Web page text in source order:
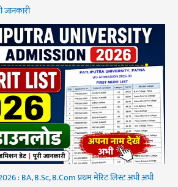
: BA, B.Sc, B.Com प्रथम मेरिट लिस्ट अभी अभी